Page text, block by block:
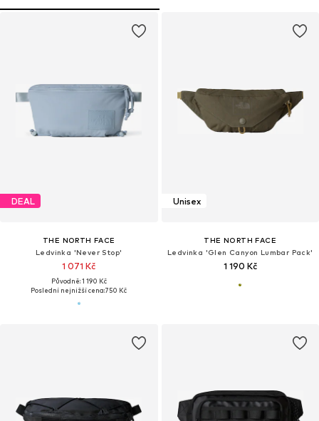
DEAL
THE NORTH FACE
Ledvinka 'Never Stop'
1 071 Kč
Původně: 1 190 Kč
Poslední nejnižší cena:750 Kč
Unisex
THE NORTH FACE
Ledvinka 'Glen Canyon Lumbar Pack'
1 190 Kč